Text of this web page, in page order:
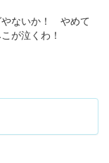
やないか！ やめて
が泣くわ！